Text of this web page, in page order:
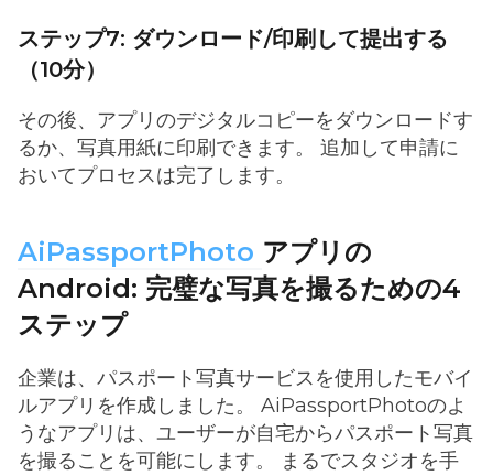
ステップ7: ダウンロード/印刷して提出する
（10分）
その後、アプリのデジタルコピーをダウンロードす
るか、写真用紙に印刷できます。 追加して申請に
おいてプロセスは完了します。
AiPassportPhoto アプリの
Android: 完璧な写真を撮るための4
ステップ
企業は、パスポート写真サービスを使用したモバイ
ルアプリを作成しました。 AiPassportPhotoのよ
うなアプリは、ユーザーが自宅からパスポート写真
を撮ることを可能にします。 まるでスタジオを手